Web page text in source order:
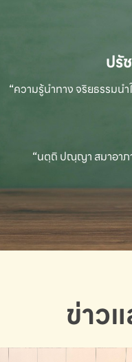
ปรั
“ความรู้นำทาง จริยธรรมนำ
“นตฺถิ ปณฺญา สมาอาภ
ข่าว